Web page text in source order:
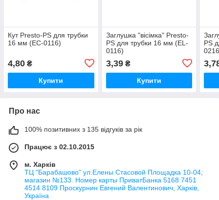
Кут Presto-PS для трубки
16 мм (EC-0116)
4,80 ₴
Купити
Заглушка "вісімка" Presto-
PS для трубки 16 мм (EL-
0116)
3,39₴
Купити
PS
Про нас
100% позитивних з 135 відгуків за рік
Працює з 02.10.2015
м. Харків
ТЦ "Барабашово" ул.Елены Стасовой Площадка 10-04;
магазин №133. Номер карты ПриватБанка 5168 7451
4514 8109 Проскурнин Евгений Валентинович, Харків,
Україна